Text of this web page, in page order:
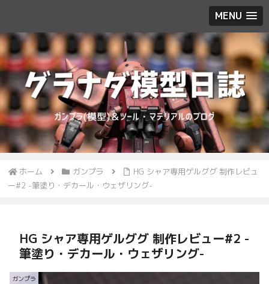
MENU
ホーム ガンプラ
HG シャア専用ゲルググ 制作レビュ
ー#2 -筆塗り・デカール・ウェザリング-
HG シャア専用ゲルググ 制作レビュー#2 -
筆塗り・デカール・ウェザリング-
ガンプラ